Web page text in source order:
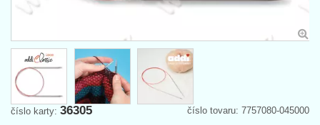
číslo tovaru: 7757080-045000
číslo karty: 36305